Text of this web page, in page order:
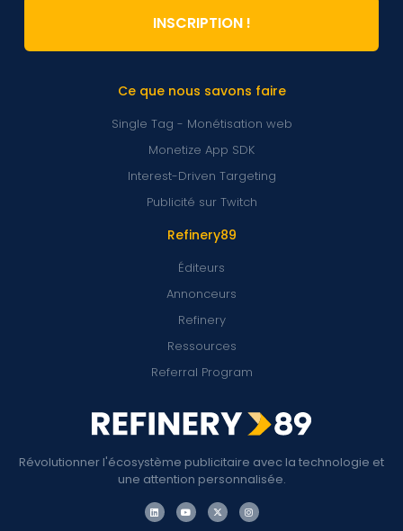
Révolutionner l'écosystème publicitaire avec la technologie et
une attention personnalisée.
Refinery89
Éditeurs
Annonceurs
Refinery
Ressources
Referral Program
Ce que nous savons faire
Single Tag - Monétisation web
Monetize App SDK
Interest-Driven Targeting
Publicité sur Twitch
INSCRIPTION !